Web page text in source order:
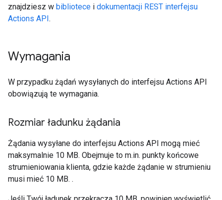
znajdziesz w bibliotece i dokumentacji REST interfejsu
Actions API.
Wymagania
W przypadku żądań wysyłanych do interfejsu Actions API
obowiązują te wymagania.
Rozmiar ładunku żądania
Żądania wysyłane do interfejsu Actions API mogą mieć
maksymalnie 10 MB. Obejmuje to m.in. punkty końcowe
strumieniowania klienta, gdzie każde żądanie w strumieniu
musi mieć 10 MB. .